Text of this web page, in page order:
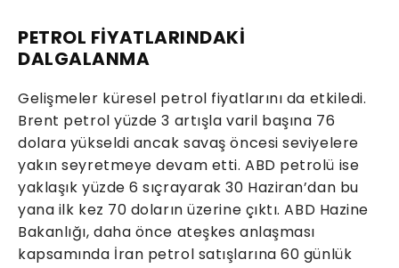
PETROL FİYATLARINDAKİ
DALGALANMA
Gelişmeler küresel petrol fiyatlarını da etkiledi.
Brent petrol yüzde 3 artışla varil başına 76
dolara yükseldi ancak savaş öncesi seviyelere
yakın seyretmeye devam etti. ABD petrolü ise
yaklaşık yüzde 6 sıçrayarak 30 Haziran’dan bu
yana ilk kez 70 doların üzerine çıktı. ABD Hazine
Bakanlığı, daha önce ateşkes anlaşması
kapsamında İran petrol satışlarına 60 günlük